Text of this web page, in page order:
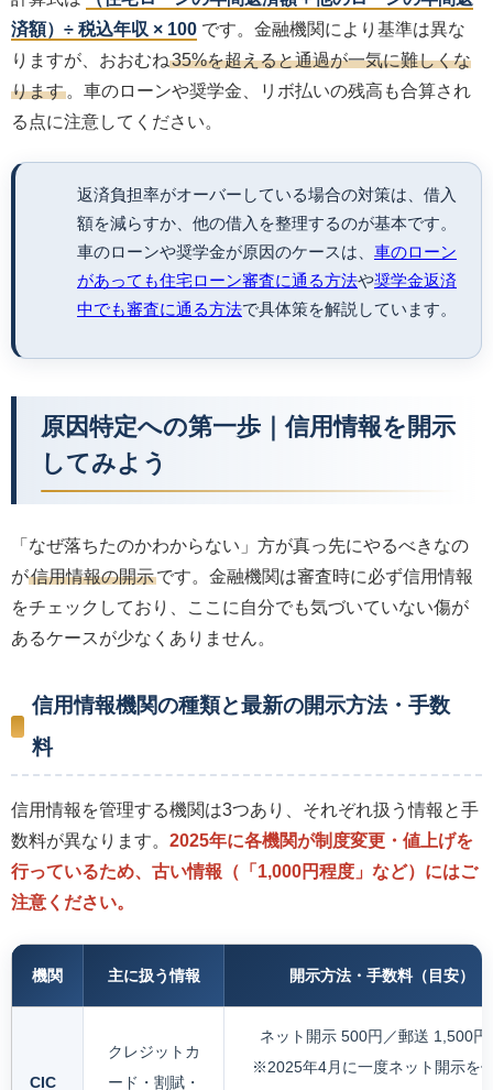
済額）÷ 税込年収 × 100 です。金融機関により基準は異な
りますが、おおむね35%を超えると通過が一気に難しくな
ります 。車のローンや奨学金、リボ払いの残高も合算され
る点に注意してください。
返済負担率がオーバーしている場合の対策は、借入
額を減らすか、他の借入を整理するのが基本です。
車のローンや奨学金が原因のケースは、 車のローン
があっても住宅ローン審査に通る方法や奨学金返済
中でも審査に通る方法で具体策を解説しています。
原因特定への第一歩｜信用情報を開示
してみよう
「なぜ落ちたのかわからない」方が真っ先にやるべきなの
が信用情報の開示です。金融機関は審査時に必ず信用情報
をチェックしており、ここに自分でも気づいていない傷が
あるケースが少なくありません。
信用情報機関の種類と最新の開示方法・手数
料
信用情報を管理する機関は3つあり、それぞれ扱う情報と手
数料が異なります。 2025年に各機関が制度変更・値上げを
行っているため、古い情報（「1,000円程度」など）にはご
注意ください。
機関 主に扱う情報 開示方法・手数料（目安）
CIC
クレジットカ
ード・割賦・
ネット開示 500円／郵送 1,500円
※2025年4月に一度ネット開示を